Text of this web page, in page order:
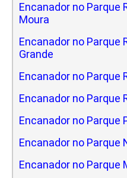
Encanador no Parque
Moura
Encanador no Parque
Grande
Encanador no Parque
Encanador no Parque
Encanador no Parque
Encanador no Parque
Encanador no Parque